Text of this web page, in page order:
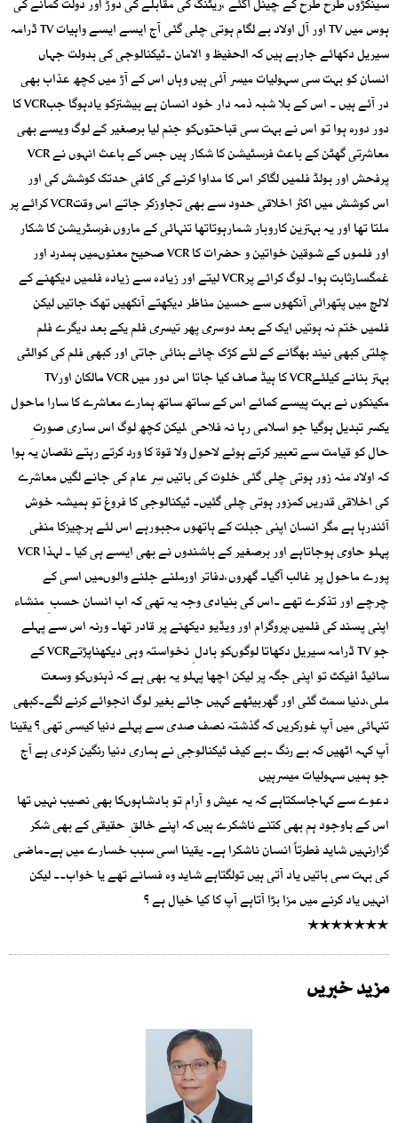
سینکڑوں طرح طرح کے چینل آگئے ،ریٹنگ کی مقابلے کی دوڑ اور دولت کمانے کی
ہوس میں TV اور آل اولاد بے لگام ہوتی چلی گئی آج ایسے ایسے واہیات TV ڈرامہ
سیریل دکھائے جارہے ہیں کہ الحفیظ و الامان ۔ٹیکنالوجی کی بدولت جہاں
انسان کو بہت سی سہولیات میسر آئی ہیں وہاں اس کے آڑ میں کچھ عذاب بھی
در آئے ہیں ۔ اس کے بلا شبہ ذمہ دار خود انسان ہے بیشترکو یادہوگا جبVCR کا
دور دورہ ہوا تو اس نے بہت سی قباحتوںکو جنم لیا برصغیر کے لوگ ویسے بھی
معاشرتی گھٹن کے باعث فرسٹیشن کا شکار ہیں جس کے باعث انہوں نے VCR
پرفحش اور بولڈ فلمیں لگاکر اس کا مداوا کرنے کی کافی حدتک کوشش کی اور
اس کوشش میں اکثر اخلاقی حدود سے بھی تجاوزکر جاتے اس وقتVCR کرائے پر
ملتا تھا اور یہ بہترین کاروبار شمارہوتاتھا تنہائی کے ماروں،فرسٹریشن کا شکار
اور فلموں کے شوقین خواتین و حضرات کا VCR صحیح معنوںمیں ہمدرد اور
غمگسارثابت ہوا۔ لوگ کرائے پرVCR لیتے اور زیادہ سے زیادہ فلمیں دیکھنے کے
لالچ میں پتھرائی آنکھوں سے حسین مناظر دیکھتے آنکھیں تھک جاتیں لیکن
فلمیں ختم نہ ہوتیں ایک کے بعد دوسری پھر تیسری فلم یکے بعد دیگرے فلم
چلتی کبھی نیند بھگانے کے لئے کڑک چائے بنائی جاتی اور کبھی فلم کی کوالٹی
بہتر بنانے کیلئےVCR کا ہیڈ صاف کیا جاتا اس دور میں VCR مالکان اورTV
مکینکوں نے بہت پیسے کمائے اس کے ساتھ ساتھ ہمارے معاشرے کا سارا ماحول
یکسر تبدیل ہوگیا جو اسلامی رہا نہ فلاحی ،لیکن کچھ لوگ اس ساری صورت ِ
حال کو قیامت سے تعبیر کرتے ہوئے لاحول ولا قوۃ کا ورد کرتے رہتے نقصان یہ ہوا
کہ اولاد منہ زور ہوتی چلی گئی خلوت کی باتیں سِر عام کی جانے لگیں معاشرے
کی اخلاقی قدریں کمزور ہوتی چلی گئیں۔ ٹیکنالوجی کا فروغ تو ہمیشہ خوش
آئندرہا ہے مگر انسان اپنی جبلت کے ہاتھوں مجبورہے اس لئے ہرچیزکا منفی
پہلو حاوی ہوجاتاہے اور برصغیر کے باشندوں نے بھی ایسے ہی کیا ۔ لہذا VCR
پورے ماحول پر غالب آگیا۔ گھروں،دفاتر اورملنے جلنے والوںمیں اسی کے
چرچے اور تذکرے تھے ۔اس کی بنیادی وجہ یہ تھی کہ اب انسان حسب ِ منشاء
اپنی پسند کی فلمیں،پروگرام اور ویڈیو دیکھنے پر قادر تھا۔ ورنہ اس سے پہلے
جو TV ڈرامہ سیریل دکھاتا لوگوںکو بادل ِ نخواستہ وہی دیکھناپڑتےVCR کے
سائیڈ افیکٹ تو اپنی جگہ پر لیکن اچھا پہلو یہ بھی ہے کہ ذہنوںکو وسعت
ملی،دنیا سمٹ گئی اور گھربیٹھے کہیں جائے بغیر لوگ انجوائے کرنے لگے۔کبھی
تنہائی میں آپ غورکریں کہ گذشتہ نصف صدی سے پہلے دنیا کیسی تھی ؟ یقینا
آپ کہہ اٹھیں کہ بے رنگ ۔بے کیف ٹیکنالوجی نے ہماری دنیا رنگین کردی ہے آج
جو ہمیں سہولیات میسرہیں
دعوے سے کہاجاسکتاہے کہ یہ عیش و آرام تو بادشاہوںکا بھی نصیب نہیں تھا
اس کے باوجود ہم بھی کتنے ناشکرے ہیں کہ اپنے خالق ِ حقیقی کے بھی شکر
گزارنہیں شاید فطرتاً انسان ناشکرا ہے۔ یقینا اسی سبب خسارے میں ہے۔ماضی
کی بہت سی باتیں یاد آتی ہیں تولگتاہے شاید وہ فسانے تھے یا خواب۔۔ لیکن
انہیں یاد کرنے میں مزا بڑا آتاہے آپ کا کیا خیال ہے ؟
٭٭٭٭٭٭٭
مزید خبریں